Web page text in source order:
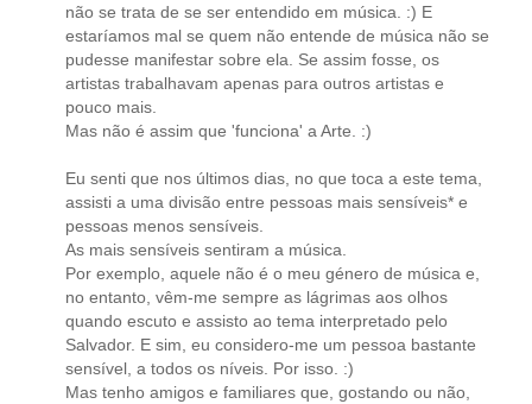
não se trata de se ser entendido em música. :) E
estaríamos mal se quem não entende de música não se
pudesse manifestar sobre ela. Se assim fosse, os
artistas trabalhavam apenas para outros artistas e
pouco mais.
Mas não é assim que 'funciona' a Arte. :)
Eu senti que nos últimos dias, no que toca a este tema,
assisti a uma divisão entre pessoas mais sensíveis* e
pessoas menos sensíveis.
As mais sensíveis sentiram a música.
Por exemplo, aquele não é o meu género de música e,
no entanto, vêm-me sempre as lágrimas aos olhos
quando escuto e assisto ao tema interpretado pelo
Salvador. E sim, eu considero-me um pessoa bastante
sensível, a todos os níveis. Por isso. :)
Mas tenho amigos e familiares que, gostando ou não,